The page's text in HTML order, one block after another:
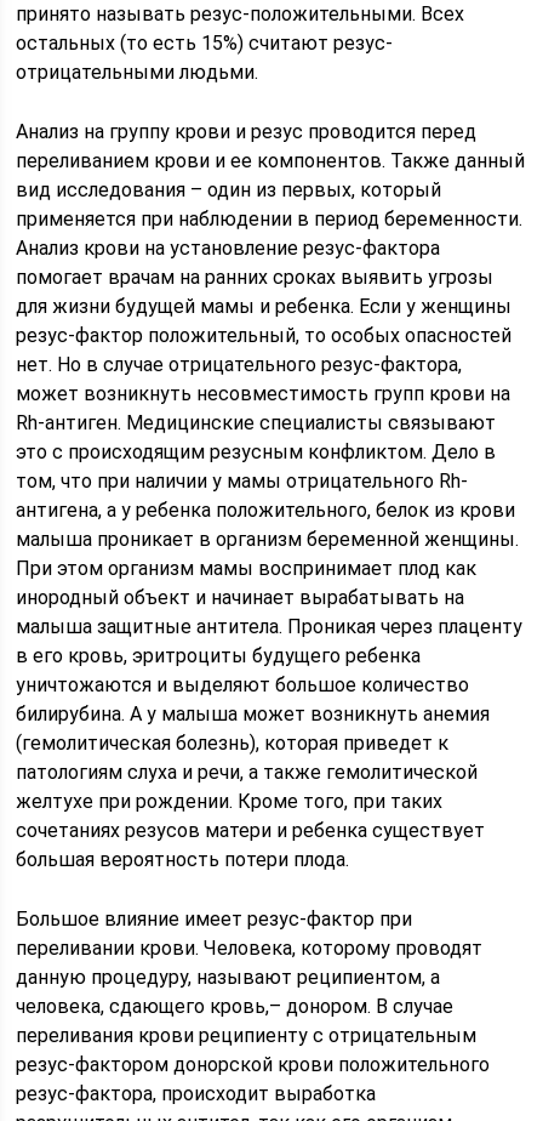
принято называть резус-положительными. Всех
остальных (то есть 15%) считают резус-
отрицательными людьми.
Анализ на группу крови и резус проводится перед
переливанием крови и ее компонентов. Также данный
вид исследования – один из первых, который
применяется при наблюдении в период беременности.
Анализ крови на установление резус-фактора
помогает врачам на ранних сроках выявить угрозы
для жизни будущей мамы и ребенка. Если у женщины
резус-фактор положительный, то особых опасностей
нет. Но в случае отрицательного резус-фактора,
может возникнуть несовместимость групп крови на
Rh-антиген. Медицинские специалисты связывают
это с происходящим резусным конфликтом. Дело в
том, что при наличии у мамы отрицательного Rh-
антигена, а у ребенка положительного, белок из крови
малыша проникает в организм беременной женщины.
При этом организм мамы воспринимает плод как
инородный объект и начинает вырабатывать на
малыша защитные антитела. Проникая через плаценту
в его кровь, эритроциты будущего ребенка
уничтожаются и выделяют большое количество
билирубина. А у малыша может возникнуть анемия
(гемолитическая болезнь), которая приведет к
патологиям слуха и речи, а также гемолитической
желтухе при рождении. Кроме того, при таких
сочетаниях резусов матери и ребенка существует
большая вероятность потери плода.
Большое влияние имеет резус-фактор при
переливании крови. Человека, которому проводят
данную процедуру, называют реципиентом, а
человека, сдающего кровь,– донором. В случае
переливания крови реципиенту с отрицательным
резус-фактором донорской крови положительного
резус-фактора, происходит выработка